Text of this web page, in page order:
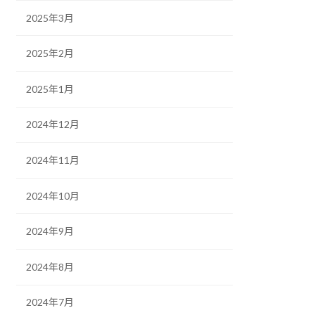
2025年3月
2025年2月
2025年1月
2024年12月
2024年11月
2024年10月
2024年9月
2024年8月
2024年7月